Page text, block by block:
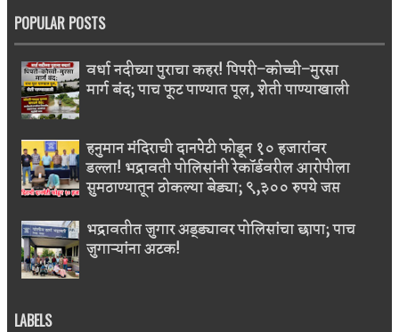
POPULAR POSTS
वर्धा नदीच्या पुराचा कहर! पिपरी–कोच्ची–मुरसा
मार्ग बंद; पाच फूट पाण्यात पूल, शेती पाण्याखाली
हनुमान मंदिराची दानपेटी फोडून १० हजारांवर
डल्ला! भद्रावती पोलिसांनी रेकॉर्डवरील आरोपीला
सुमठाण्यातून ठोकल्या बेड्या; ९,३०० रुपये जप्त
भद्रावतीत जुगार अड्ड्यावर पोलिसांचा छापा; पाच
जुगाऱ्यांना अटक!
LABELS